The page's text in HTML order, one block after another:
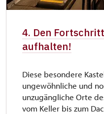
4. Den
aufhalten!
Diese besondere
ungewöhnliche und
unzugängliche Orte
vom Keller bis zum